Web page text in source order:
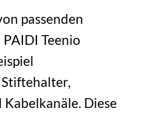
passenden
Teenio
Diese